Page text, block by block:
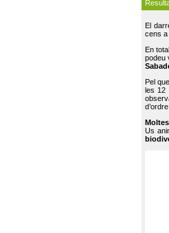
El
cens a
En
podeu
Pel
les 12
Us